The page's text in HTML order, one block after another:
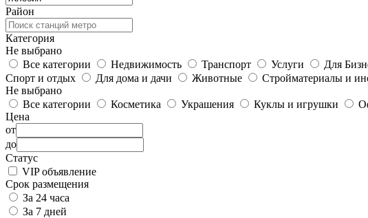
Район
Категория
Не выбрано
Все категории
Недвижимость Транспорт Услуги Для
Спорт и отдых
Для дома и дачи Животные Стройматериалы и
Не выбрано
Все категории
Косметика Украшения Куклы и игрушки
Цена
от
до
Статус
VIP объявление
Срок размещения
За 24 часа
За 7 дней